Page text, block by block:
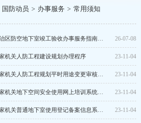
国防动员 > 办事服务 > 常用须知
西藏自治区防空地下室竣工验收办事服务指南（试行） 26-07-08
机关人防工程建设规划办理程序 23-11-04
中央国家机关人防工程规划平时用途变更审核程序 23-11-04
中央国家机关地下空间安全使用网上培训系统操作指南 23-11-04
中央国家机关普通地下室使用登记备案信息系统-在线申报系统操作指南 23-11-04